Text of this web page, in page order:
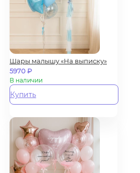
Шары малышу «На выписку»
5970₽
В наличии
Купить